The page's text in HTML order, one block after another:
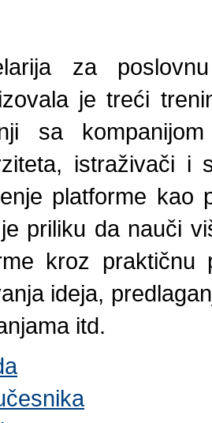
za
je treći
sa
istraživači i
platforme kao
priliku da nauči
kroz praktičnu
ideja,
itd.